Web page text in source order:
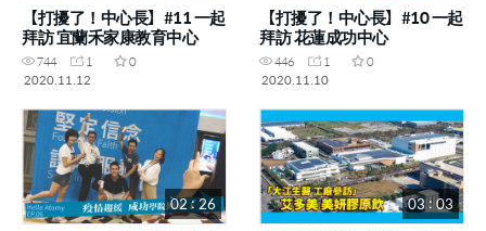
【打擾了！中心長】#11 一起
拜訪 宜蘭禾家康教育中心
744 1
0
2020.11.12
【打擾了！中心長】#10 一起
拜訪 花蓮成功中心
446 1
0
2020.11.10
02 : 26 03 : 03